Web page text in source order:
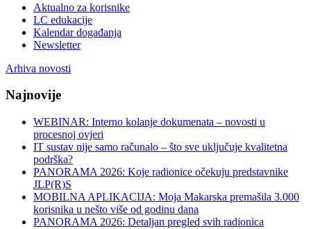
Aktualno za korisnike
LC edukacije
Kalendar događanja
Newsletter
Arhiva novosti
Najnovije
WEBINAR: Interno kolanje dokumenata – novosti u
procesnoj ovjeri
IT sustav nije samo računalo – što sve uključuje kvalitetna
podrška?
PANORAMA 2026: Koje radionice očekuju predstavnike
JLP(R)S
MOBILNA APLIKACIJA: Moja Makarska premašila 3.000
korisnika u nešto više od godinu dana
PANORAMA 2026: Detaljan pregled svih radionica